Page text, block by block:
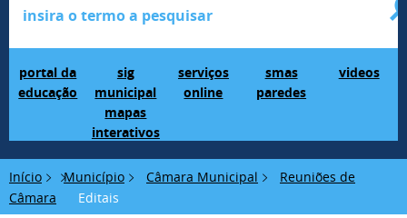
portal da
educação
sig
municipal
mapas
interativos
serviços
online
smas
paredes
videos
Início Município Câmara Municipal
Reuniões de
Câmara
Editais